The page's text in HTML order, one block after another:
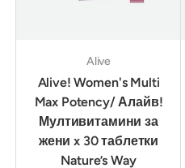
Alive
Alive! Women's Multi
Max Potency/ Алайв!
Мултивитамини за
жени x 30 таблетки
Nature’s Way